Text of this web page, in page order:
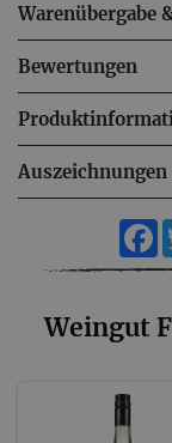
Warenübergabe
Bewertungen
Weingut